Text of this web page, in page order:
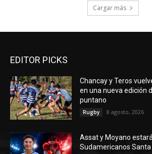
Cargar más
EDITOR PICKS
Chancay y Teros
en una nueva edición
puntano
Rugby 8 agosto, 2026
Assat y Moyano
Sudamericanos Santa